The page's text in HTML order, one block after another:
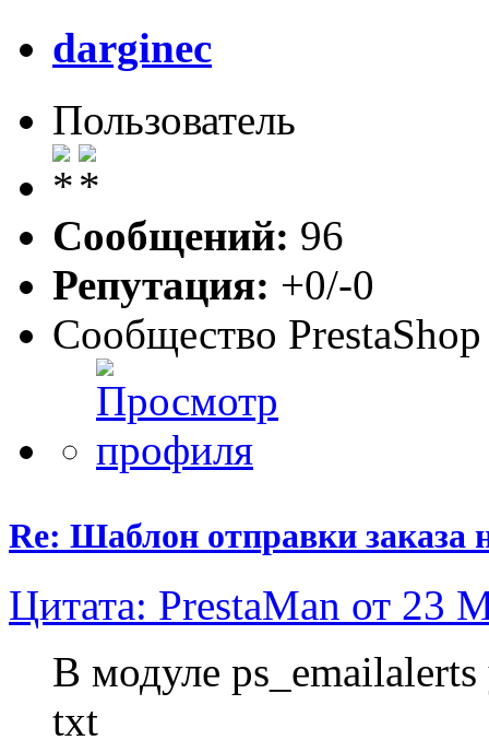
darginec
Пользователь
Сообщений: 96
Репутация: +0/-0
Сообщество PrestaShop
Re: Шаблон отправки заказа
Цитата: PrestaMan от 23
В модуле
txt